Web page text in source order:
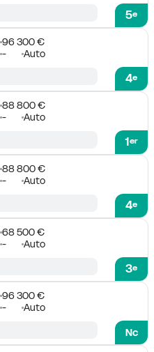
5e
96 300 €
- Auto
4e
88 800 €
- Auto
1er
88 800 €
- Auto
4e
68 500 €
- Auto
3e
96 300 €
-
Auto
Nc